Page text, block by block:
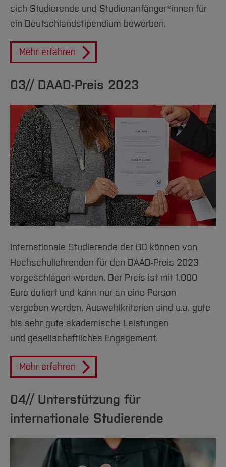
sich Studierende und Studienanfänger*innen für
ein Deutschlandstipendium bewerben.
Mehr erfahren
03// DAAD-Preis 2023
Internationale Studierende der BO können von
Hochschullehrenden für den DAAD-Preis 2023
vorgeschlagen werden. Der Preis ist mit 1.000
Euro dotiert und kann nur an eine Person
vergeben werden. Auswahlkriterien sind u.a. gute
bis sehr gute akademische Leistungen
und gesellschaftliches Engagement.
Mehr erfahren
04// Unterstützung für
internationale Studierende